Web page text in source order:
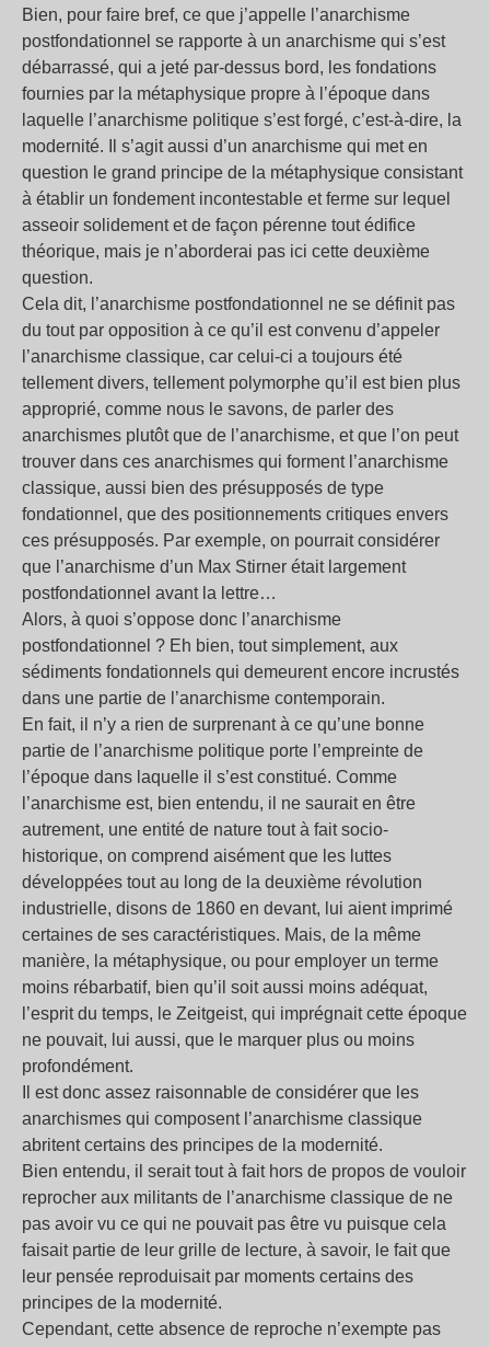
Bien, pour faire bref, ce que j’appelle l’anarchisme
postfondationnel se rapporte à un anarchisme qui s’est
débarrassé, qui a jeté par-dessus bord, les fondations
fournies par la métaphysique propre à l’époque dans
laquelle l’anarchisme politique s’est forgé, c’est-à-dire, la
modernité. Il s’agit aussi d’un anarchisme qui met en
question le grand principe de la métaphysique consistant
à établir un fondement incontestable et ferme sur lequel
asseoir solidement et de façon pérenne tout édifice
théorique, mais je n’aborderai pas ici cette deuxième
question.
Cela dit, l’anarchisme postfondationnel ne se définit pas
du tout par opposition à ce qu’il est convenu d’appeler
l’anarchisme classique, car celui-ci a toujours été
tellement divers, tellement polymorphe qu’il est bien plus
approprié, comme nous le savons, de parler des
anarchismes plutôt que de l’anarchisme, et que l’on peut
trouver dans ces anarchismes qui forment l’anarchisme
classique, aussi bien des présupposés de type
fondationnel, que des positionnements critiques envers
ces présupposés. Par exemple, on pourrait considérer
que l’anarchisme d’un Max Stirner était largement
postfondationnel avant la lettre…
Alors, à quoi s’oppose donc l’anarchisme
postfondationnel ? Eh bien, tout simplement, aux
sédiments fondationnels qui demeurent encore incrustés
dans une partie de l’anarchisme contemporain.
En fait, il n’y a rien de surprenant à ce qu’une bonne
partie de l’anarchisme politique porte l’empreinte de
l’époque dans laquelle il s’est constitué. Comme
l’anarchisme est, bien entendu, il ne saurait en être
autrement, une entité de nature tout à fait socio-
historique, on comprend aisément que les luttes
développées tout au long de la deuxième révolution
industrielle, disons de 1860 en devant, lui aient imprimé
certaines de ses caractéristiques. Mais, de la même
manière, la métaphysique, ou pour employer un terme
moins rébarbatif, bien qu’il soit aussi moins adéquat,
l’esprit du temps, le Zeitgeist, qui imprégnait cette époque
ne pouvait, lui aussi, que le marquer plus ou moins
profondément.
Il est donc assez raisonnable de considérer que les
anarchismes qui composent l’anarchisme classique
abritent certains des principes de la modernité.
Bien entendu, il serait tout à fait hors de propos de vouloir
reprocher aux militants de l’anarchisme classique de ne
pas avoir vu ce qui ne pouvait pas être vu puisque cela
faisait partie de leur grille de lecture, à savoir, le fait que
leur pensée reproduisait par moments certains des
principes de la modernité.
Cependant, cette absence de reproche n’exempte pas